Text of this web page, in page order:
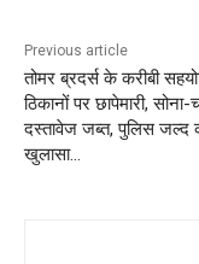
Previous article
तोमर ब्रदर्स के करीबी
ठिकानों पर छापेमारी,
दस्तावेज जब्त, पुलिस जल्द
खुलासा…